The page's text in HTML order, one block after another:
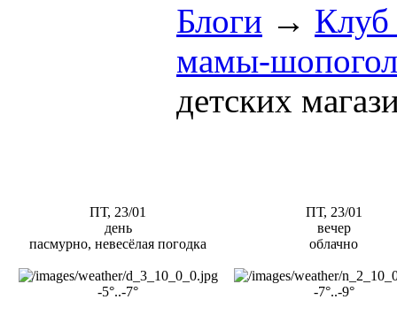
Блоги →
мамы-
детских
ПТ, 23/01
день
пасмурно, невесёлая погодка
-5°..-7°
ПТ, 23/01
вечер
облачно
-7°..-9°